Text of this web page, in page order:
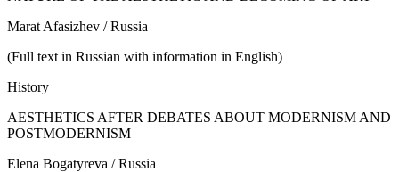
Marat Afasizhev / Russia
(Full text in Russian with information in English)
History
AESTHETICS AFTER DEBATES ABOUT MODERNISM AND
POSTMODERNISM
Elena Bogatyreva / Russia